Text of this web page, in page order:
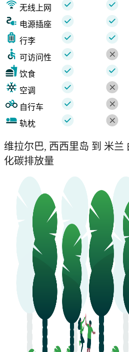
无线上网
电源插座
行李
可访问性
饮食
空调
自行车
轨枕
维拉尔巴, 西西里岛 到 米兰
化碳排放量